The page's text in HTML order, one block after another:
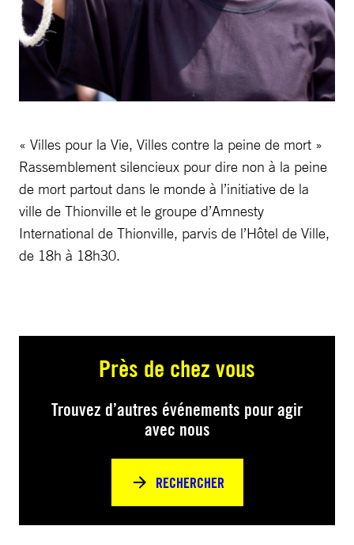
« Villes pour la Vie, Villes contre la peine de mort »
Rassemblement silencieux pour dire non à la peine
de mort partout dans le monde à l’initiative de la
ville de Thionville et le groupe d’Amnesty
International de Thionville, parvis de l’Hôtel de Ville,
de 18h à 18h30.
Près de chez vous
Trouvez d’autres événements pour agir
avec nous
RECHERCHER